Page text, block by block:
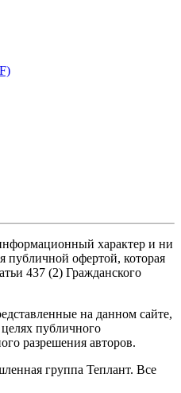
характер и ни
публичной офертой, которая
437 (2) Гражданского
на данном сайте,
публичного
разрешения авторов.
группа Теплант. Все